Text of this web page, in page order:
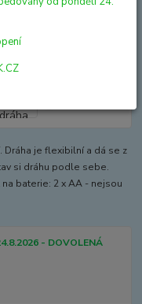
192 dílů
Dráha je flexibilní a dá se z
si dráhu podle sebe.
baterie: 2 x AA - nejsou
- DOVOLENÁ